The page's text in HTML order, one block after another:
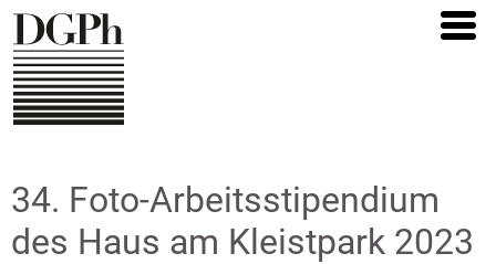
Direkt
zum
Inhalt
34. Foto-Arbeitsstipendium
des Haus am Kleistpark 2023